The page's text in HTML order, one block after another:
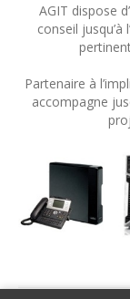
AGIT dispose
conseil
Partenaire à
accompagne